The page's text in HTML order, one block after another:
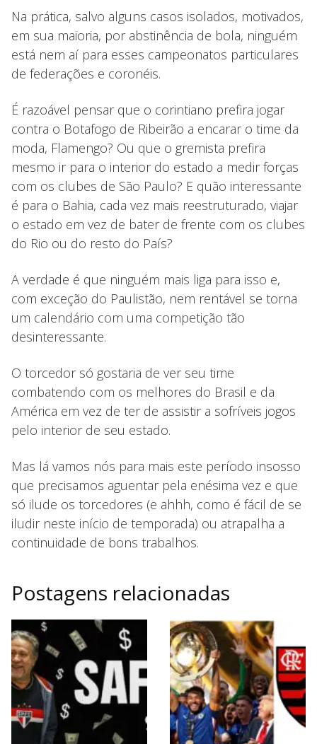
Na prática, salvo alguns casos isolados, motivados,
em sua maioria, por abstinência de bola, ninguém
está nem aí para esses campeonatos particulares
de federações e coronéis.
É razoável pensar que o corintiano prefira jogar
contra o Botafogo de Ribeirão a encarar o time da
moda, Flamengo? Ou que o gremista prefira
mesmo ir para o interior do estado a medir forças
com os clubes de São Paulo? E quão interessante
é para o Bahia, cada vez mais reestruturado, viajar
o estado em vez de bater de frente com os clubes
do Rio ou do resto do País?
A verdade é que ninguém mais liga para isso e,
com exceção do Paulistão, nem rentável se torna
um calendário com uma competição tão
desinteressante.
O torcedor só gostaria de ver seu time
combatendo com os melhores do Brasil e da
América em vez de ter de assistir a sofríveis jogos
pelo interior de seu estado.
Mas lá vamos nós para mais este período insosso
que precisamos aguentar pela enésima vez e que
só ilude os torcedores (e ahhh, como é fácil de se
iludir neste início de temporada) ou atrapalha a
continuidade de bons trabalhos.
Postagens relacionadas